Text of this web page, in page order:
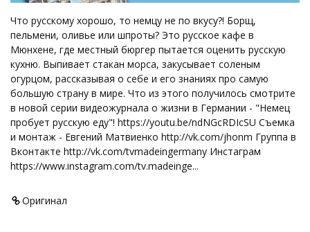
Что русскому хорошо, то немцу не по вкусу?! Борщ,
пельмени, оливье или шпроты? Это русское кафе в
Мюнхене, где местный бюргер пытается оценить русскую
кухню. Выпивает стакан морса, закусывает соленым
огурцом, рассказывая о себе и его знаниях про самую
большую страну в мире. Что из этого получилось смотрите
в новой серии видеожурнала о жизни в Германии - "Немец
пробует русскую еду"! https://youtu.be/ndNGcRDIcSU Cъемка
и монтаж - Евгений Матвиенко http://vk.com/jhonm Группа в
Вконтакте http://vk.com/tvmadeingermany Инстаграм
https://www.instagram.com/tv.madeinge...
Оригинал